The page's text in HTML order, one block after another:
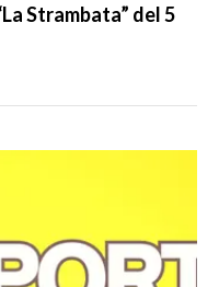
Strambata” del 5